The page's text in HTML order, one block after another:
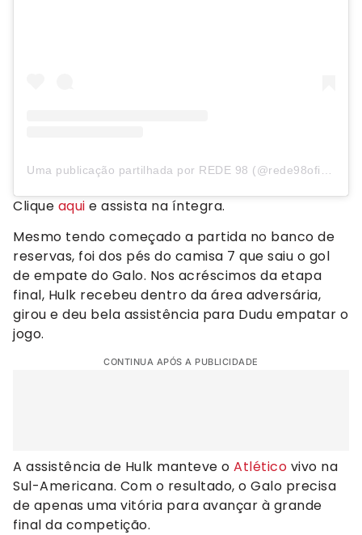
Clique aqui e assista na íntegra.
Mesmo tendo começado a partida no banco de
reservas, foi dos pés do camisa 7 que saiu o gol
de empate do Galo. Nos acréscimos da etapa
final, Hulk recebeu dentro da área adversária,
girou e deu bela assistência para Dudu empatar o
jogo.
CONTINUA APÓS A PUBLICIDADE
A assistência de Hulk manteve o Atlético vivo na
Sul-Americana. Com o resultado, o Galo precisa
de apenas uma vitória para avançar à grande
final da competição.